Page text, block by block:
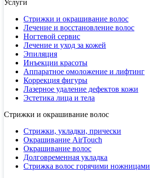
Услуги
Стрижки и окрашивание волос
Лечение и восстановление волос
Ногтевой сервис
Лечение и уход за кожей
Эпиляция
Инъекции красоты
Аппаратное омоложение и лифтинг
Коррекция фигуры
Лазерное удаление дефектов кожи
Эстетика лица и тела
Стрижки и окрашивание волос
Стрижки, укладки, прически
Окрашивание AirTouch
Окрашивание волос
Долговременная укладка
Стрижка волос горячими ножницами